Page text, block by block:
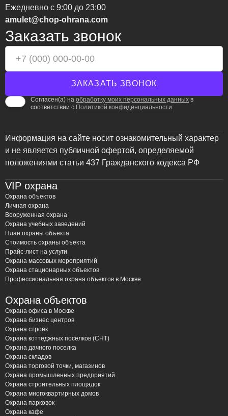
Ежедневно с 9:00 до 23:00
amulet@chop-ohrana.com
Заказать звонок
Согласен(а) на обработку моих персональных данных в
соответствии с Политикой конфиденциальности
Информация на сайте носит ознакомительный характер
и не является публичной офертой, определяемой
положениями статьи 437 Гражданского кодекса РФ
VIP охрана
Охрана объектов
Личная охрана
Вооруженная охрана
Охрана учебных заведений
План охраны объекта
Стоимость охраны объекта
Прайс-лист на услуги
Охрана массовых мероприятий
Охрана стационарных объектов
Профессиональная охрана объектов в Москве
Охрана объектов
Охрана офиса в Москве
Охрана бизнес центров
Охрана строек
Охрана коттеджных посёлков (СНТ)
Охрана дачного поселка
Охрана складов
Охрана торговой точки, магазинов
Охрана промышленных предприятий
Охрана строительных площадок
Охрана многоквартирных домов
Охрана парковок
Охрана кафе